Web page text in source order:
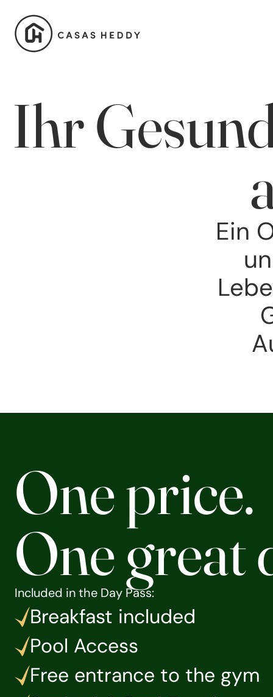
Ihr
Ein
One price.
One great
Included in the Day Pass:
Breakfast included
Pool Access
Free entrance to the gym